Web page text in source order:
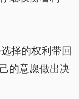
择的权利带回
的意愿做出决